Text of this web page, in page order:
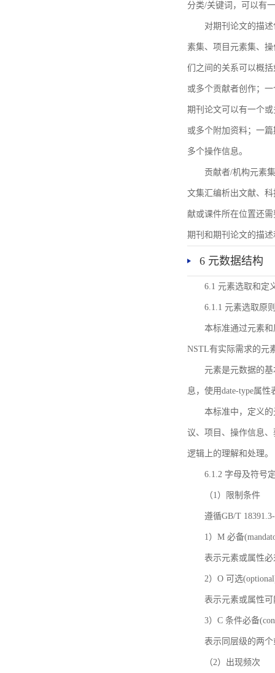
分类/关键词，可以有
对期刊论文的描
素集、项目元素集、
们之间的关系可以概
或多个贡献者创作；
期刊论文可以有一个
或多个附加资料；一
多个操作信息。
贡献者/机构元素
文集汇编析出文献、
献或课件所在位置还
期刊和期刊论文的描
6 元数据结构
6.1 元素选取和定
6.1.1 元素选取原
本标准通过元素
NSTL有实际需求的元
元素是元数据的
息，使用date-type属
本标准中，定义
议、项目、操作信息
逻辑上的理解和处理。
6.1.2 字母及符号
（1）限制条件
遵循GB/T
1）M 必备
表示元素或属性
2）O 可选
表示元素或属性
3）C 条件必备
表示同层级的两
（2）出现频次